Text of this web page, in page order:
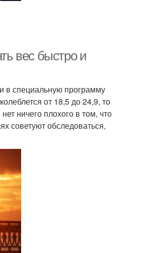
вес быстро и
в специальную программу
от 18,5 до 24,9, то
ничего плохого в том, что
советуют обследоваться,